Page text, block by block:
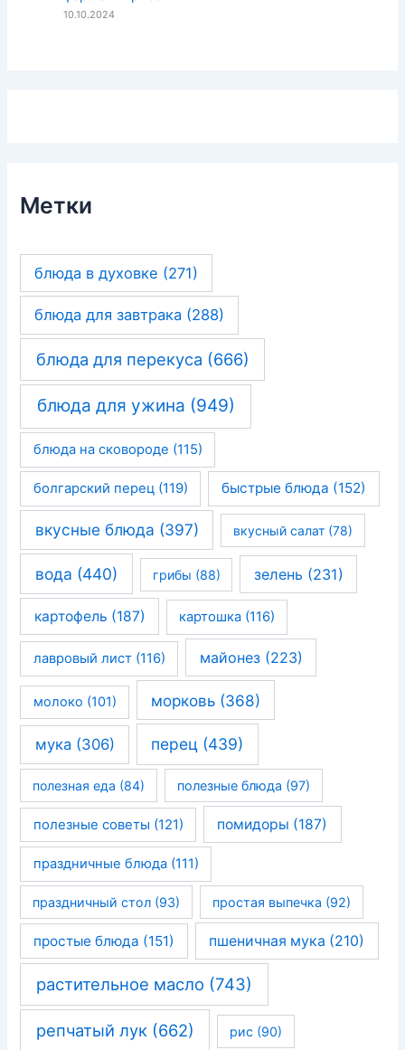
10.10.2024
Метки
блюда в духовке (271)
блюда для завтрака (288)
блюда для перекуса (666)
блюда для ужина (949)
блюда на сковороде (115)
болгарский перец(119) быстрые блюда (152)
вкусные блюда (397) вкусный салат (78)
вода (440) грибы (88) зелень (231)
картофель (187) картошка (116)
лавровый лист(116) майонез(223)
молоко (101) морковь(368)
мука(306) перец (439)
полезная еда (84) полезные блюда (97)
полезные советы (121) помидоры (187)
праздничные блюда(111)
праздничный стол (93) простая выпечка (92)
простые блюда (151) пшеничная мука (210)
растительное масло (743)
репчатый лук(662) рис (90)